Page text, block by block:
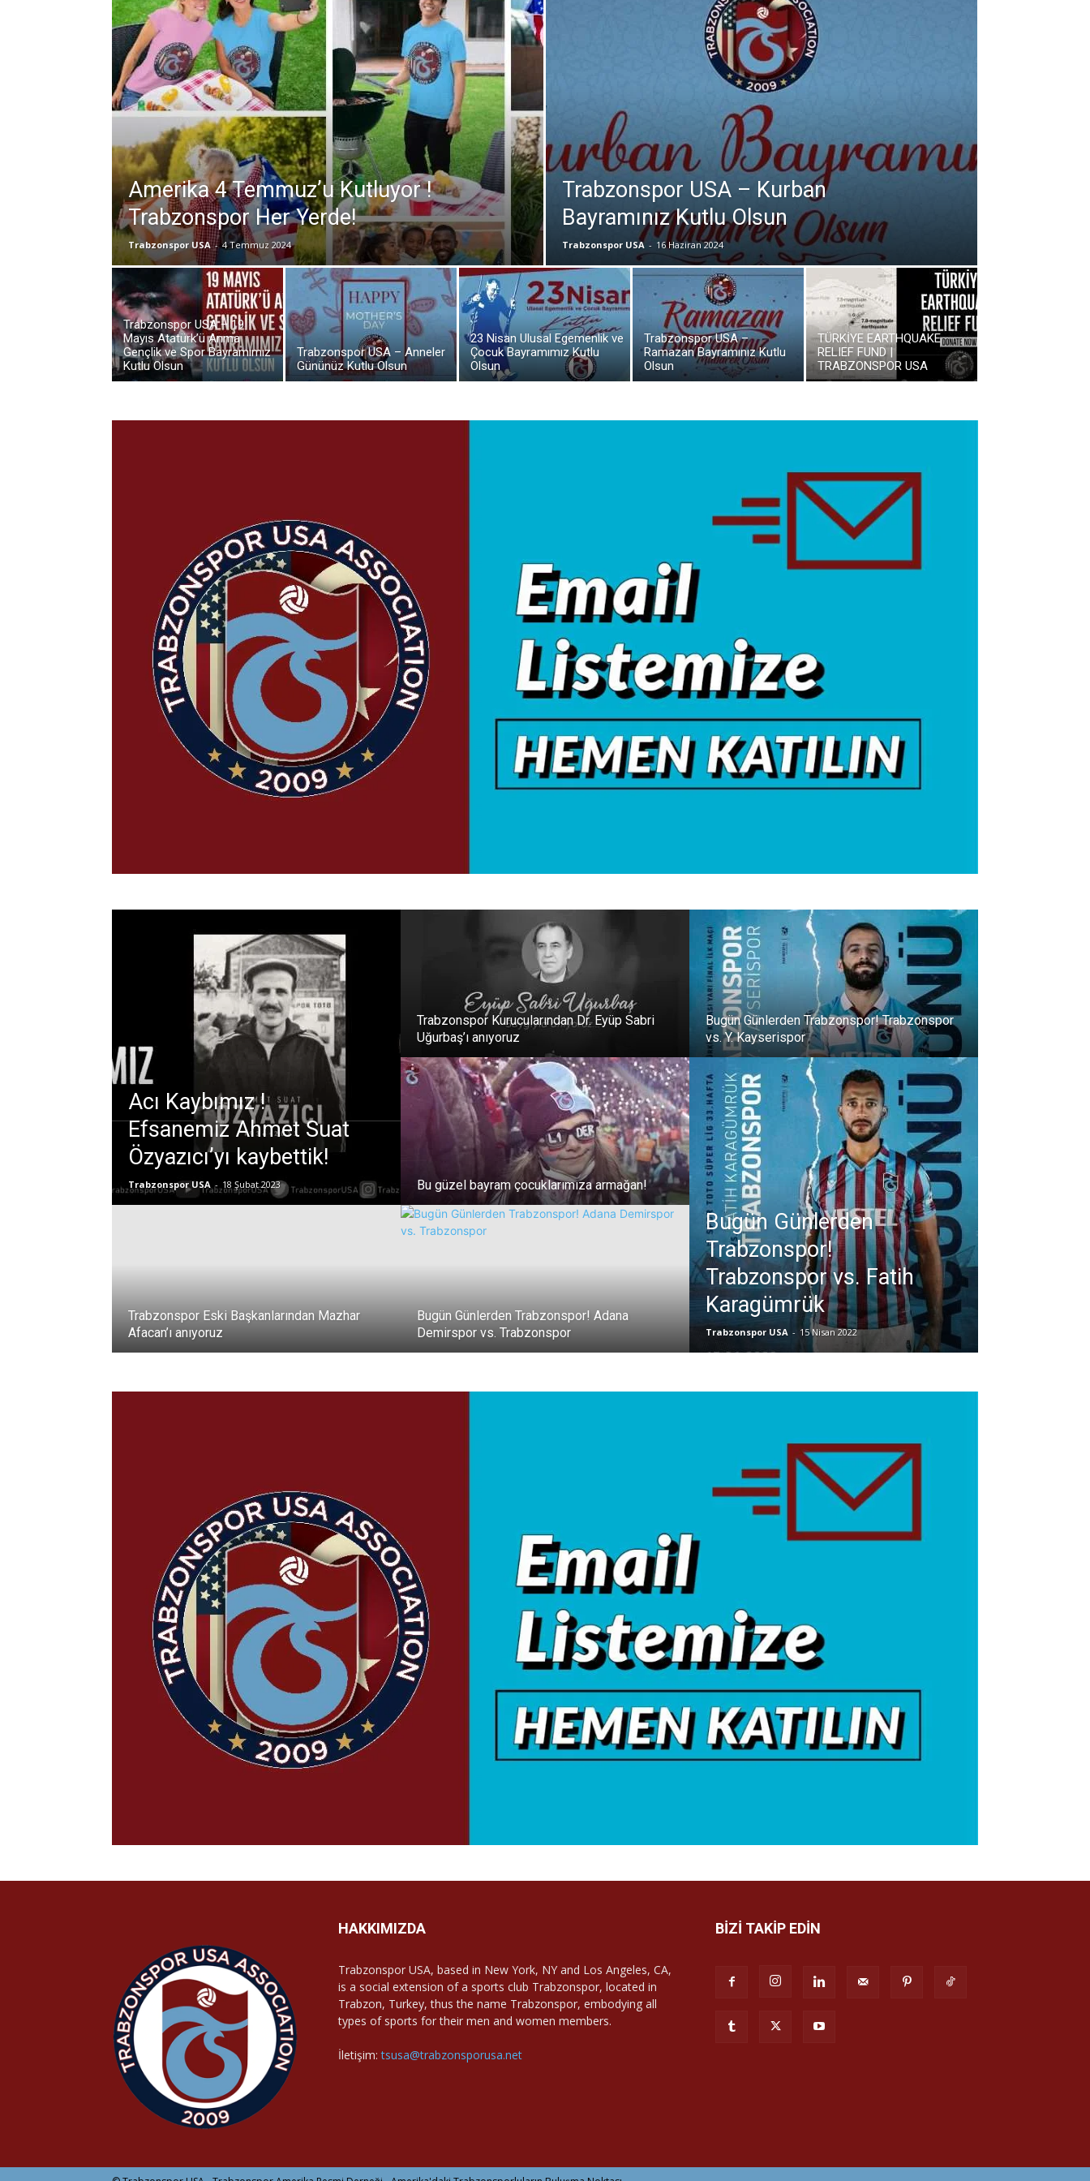
Amerika 4 Temmuz’u Kutluyor !
Trabzonspor Her Yerde!
Trabzonspor USA - 4 Temmuz 2024
Trabzonspor USA – Kurban
Bayramınız Kutlu Olsun
Trabzonspor USA - 16 Haziran 2024
Trabzonspor USA – 19
Mayıs Atatürk’ü Anma
Gençlik ve Spor Bayramımız
Kutlu Olsun
Trabzonspor USA – Anneler
Gününüz Kutlu Olsun
23 Nisan Ulusal Egemenlik ve
Çocuk Bayramımız Kutlu
Olsun
Trabzonspor USA –
Ramazan Bayramınız Kutlu
Olsun
TÜRKİYE EARTHQUAKE
RELIEF FUND |
TRABZONSPOR USA
Acı Kaybımız !
Efsanemiz Ahmet Suat
Özyazıcı’yı kaybettik!
Trabzonspor USA - 18 Şubat 2023
Trabzonspor Eski Başkanlarından Mazhar
Afacan’ı anıyoruz
Trabzonspor Kurucularından Dr. Eyüp Sabri
Uğurbaş’ı anıyoruz
Bu güzel bayram çocuklarımıza armağan!
Bugün Günlerden Trabzonspor! Adana
Demirspor vs. Trabzonspor
Bugün Günlerden Trabzonspor! Trabzonspor
vs. Y. Kayserispor
Bugün Günlerden
Trabzonspor!
Trabzonspor vs. Fatih
Karagümrük
Trabzonspor USA - 15 Nisan 2022
HAKKIMIZDA
Trabzonspor USA, based in New York, NY and Los Angeles, CA,
is a social extension of a sports club Trabzonspor, located in
Trabzon, Turkey, thus the name Trabzonspor, embodying all
types of sports for their men and women members.
İletişim:tsusa@trabzonsporusa.net
BİZİ TAKİP EDİN